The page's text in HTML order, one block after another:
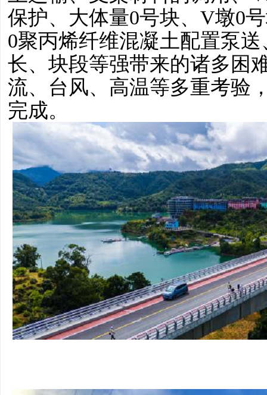
保护、大体量0号块、V墩0
0聚丙烯纤维混凝土配置泵
长、块段等强带来的诸多困
流、台风、高温等多重考验
完成。